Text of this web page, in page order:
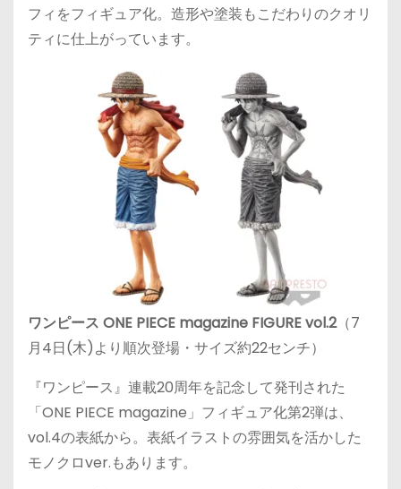
フィをフィギュア化。造形や塗装もこだわりのクオリ
ティに仕上がっています。
ワンピース ONE PIECE magazine FIGURE vol.2（7
月4日(木)より順次登場・サイズ約22センチ）
『ワンピース』連載20周年を記念して発刊された
「ONE PIECE magazine」フィギュア化第2弾は、
vol.4の表紙から。表紙イラストの雰囲気を活かした
モノクロver.もあります。